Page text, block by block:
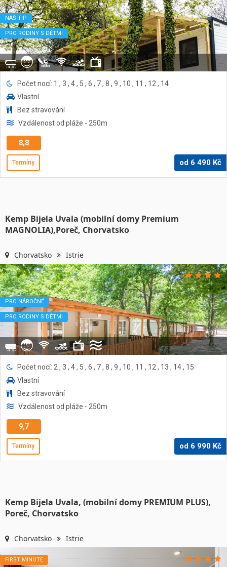
NÁŠ TIP
PRO RODINY S DĚTMI
Počet nocí: 1 , 3 , 4 , 5 , 6 , 7 , 8 , 9 , 10 , 11 , 12 , 14
Vlastní
Bez stravování
Vzdálenost od pláže - 250m
8,8
Termíny od 6 490 Kč
Kemp Bijela Uvala (mobilní domy Premium
MAGNOLIA),Poreč, Chorvatsko
Chorvatsko Istrie
PRO NÁROČNÉ
PRO RODINY S DĚTMI
Počet nocí: 2 , 3 , 4 , 5 , 6 , 7 , 8 , 9 , 10 , 11 , 12 , 13 , 14 , 15
Vlastní
Bez stravování
Vzdálenost od pláže - 250m
9,7
Termíny od 6 990 Kč
Kemp Bijela Uvala, (mobilní domy PREMIUM PLUS),
Poreč, Chorvatsko
Chorvatsko Istrie
FIRST MINUTE